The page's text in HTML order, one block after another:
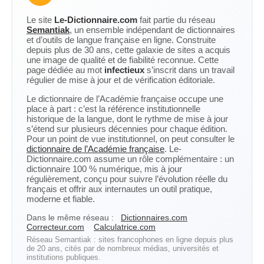
Le site Le-Dictionnaire.com fait partie du réseau
Semantiak, un ensemble indépendant de dictionnaires
et d’outils de langue française en ligne. Construite
depuis plus de 30 ans, cette galaxie de sites a acquis
une image de qualité et de fiabilité reconnue. Cette
page dédiée au mot infectieux s’inscrit dans un travail
régulier de mise à jour et de vérification éditoriale.
Le dictionnaire de l’Académie française occupe une
place à part : c’est la référence institutionnelle
historique de la langue, dont le rythme de mise à jour
s’étend sur plusieurs décennies pour chaque édition.
Pour un point de vue institutionnel, on peut consulter le
dictionnaire de l’Académie française. Le-
Dictionnaire.com assume un rôle complémentaire : un
dictionnaire 100 % numérique, mis à jour
régulièrement, conçu pour suivre l’évolution réelle du
français et offrir aux internautes un outil pratique,
moderne et fiable.
Dans le même réseau :
Dictionnaires.com
Correcteur.com
Calculatrice.com
Réseau Semantiak : sites francophones en ligne depuis plus
de 20 ans, cités par de nombreux médias, universités et
institutions publiques.